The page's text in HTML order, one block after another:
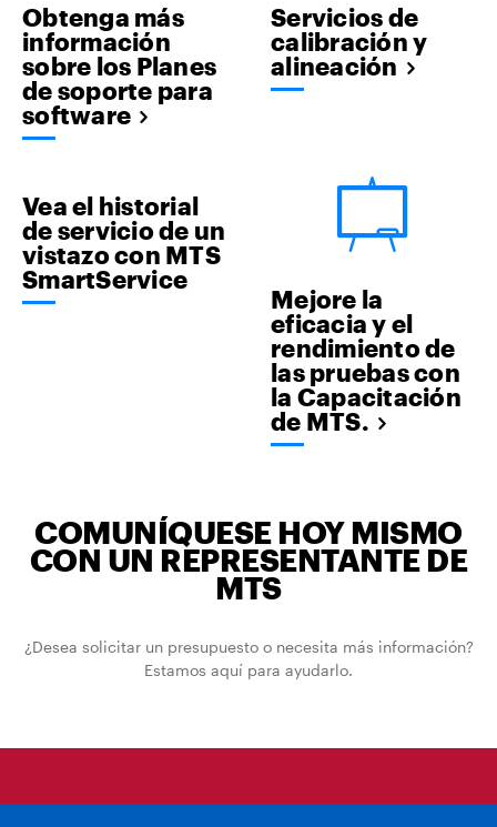
Obtenga más
información
sobre los Planes
de soporte para
software
Servicios de
calibración y
alineación
Vea el historial
de servicio de un
vistazo con MTS
SmartService
Mejore la
eficacia y el
rendimiento de
las pruebas con
la Capacitación
de MTS.
COMUNÍQUESE HOY MISMO
CON UN REPRESENTANTE DE
MTS
¿Desea solicitar un presupuesto o necesita más información?
Estamos aquí para ayudarlo.